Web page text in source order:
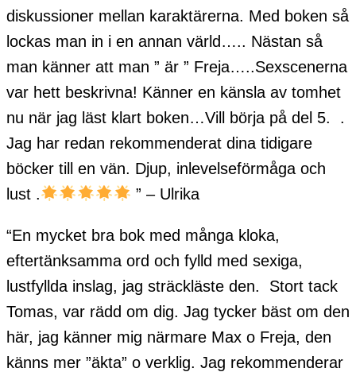
diskussioner mellan karaktärerna. Med boken så
lockas man in i en annan värld….. Nästan så
man känner att man ” är ” Freja…..Sexscenerna
var hett beskrivna! Känner en känsla av tomhet
nu när jag läst klart boken…Vill börja på del 5. .
Jag har redan rekommenderat dina tidigare
böcker till en vän. Djup, inlevelseförmåga och
lust .
” – Ulrika
“En mycket bra bok med många kloka,
eftertänksamma ord och fylld med sexiga,
lustfyllda inslag, jag sträckläste den. Stort tack
Tomas, var rädd om dig. Jag tycker bäst om den
här, jag känner mig närmare Max o Freja, den
känns mer ”äkta” o verklig. Jag rekommenderar